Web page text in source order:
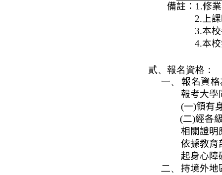
備註： 1.修
2. 上
3.本
4.本
貳、報名資格 ：
一、
報名資
報考大學
(一)領有
(二)經各
相關證明
依據教育
起身心障
二、
持境外地